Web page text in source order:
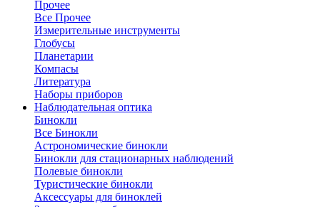
Прочее
Все Прочее
Измерительные инструменты
Глобусы
Планетарии
Компасы
Литература
Наборы приборов
Наблюдательная оптика
Бинокли
Все Бинокли
Астрономические бинокли
Бинокли для стационарных наблюдений
Полевые бинокли
Туристические бинокли
Аксессуары для биноклей